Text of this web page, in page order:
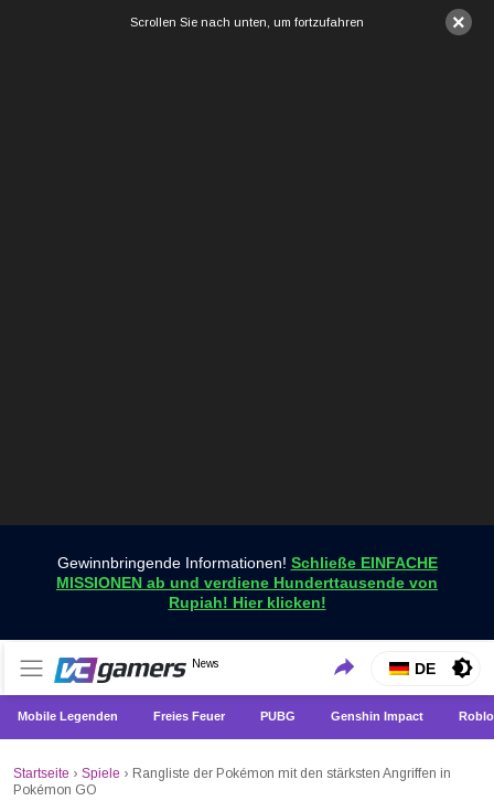
×
Scrollen Sie nach unten, um fortzufahren
Gewinnbringende Informationen! Schließe EINFACHE
MISSIONEN ab und verdiene Hunderttausende von
Rupiah! Hier klicken!
VCGamers-Neuigkeiten
News
Holen Sie sich die neuesten Spielnachrichten nur bei
VCGamers
DE
Mobile Legenden Freies Feuer PUBG Genshin Impact
Startseite › Spiele › Rangliste der Pokémon mit den stärksten Angriffen in
Pokémon GO